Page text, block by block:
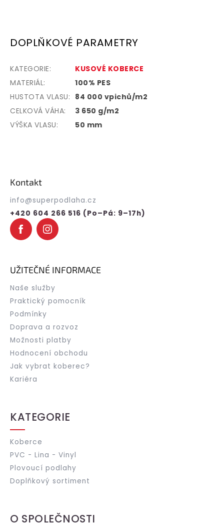
DOPLŇKOVÉ PARAMETRY
KATEGORIE:
KUSOVÉ KOBERCE
MATERIÁL:
100% PES
HUSTOTA VLASU: 84 000 vpichů/m2
CELKOVÁ VÁHA:
3 650 g/m2
VÝŠKA VLASU:
50 mm
Kontakt
info@superpodlaha.cz
+420 604 266 516 (Po–Pá: 9–17h)
UŽITEČNÉ INFORMACE
Naše služby
Praktický pomocník
Podmínky
Doprava a rozvoz
Možnosti platby
Hodnocení obchodu
Jak vybrat koberec?
Kariéra
KATEGORIE
Koberce
PVC - Lina - Vinyl
Plovoucí podlahy
Doplňkový sortiment
O SPOLEČNOSTI